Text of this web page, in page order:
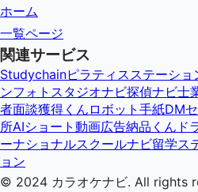
ホーム
一覧ページ
関連サービス
Studychainピラティスステーショ
ンフォトスタジオナビ探偵ナビ士
者面談獲得くん ロボット手紙DM
所AIショート動画広告納品くん ド
ーナショナルスクールナビ留学ス
ョン
© 2024 カラオケナビ. All rights